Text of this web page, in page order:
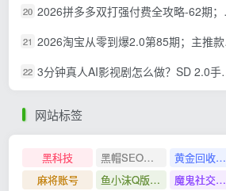
20 2026拼多多双打强付费全攻略-62期；成本推广加托管双剑合璧，系统讲解7种付费玩法优劣势与选择策略
21 2026淘宝从零到爆2.0第85期；主推款五项高权重初始设置，改销量评晒秒单快速破零积累基础权重
22 3分钟真人AI影视剧怎么做？SD 2.0手把手完整制作流程｜Higgsfield 14天SD 2.0/2.5无限生成
网站标签
黑科技 黑帽SEO案例分析
黄金回收奢侈品
麻将账号
鱼小沫Q版人物团练课
魔鬼社交实战课全套课程